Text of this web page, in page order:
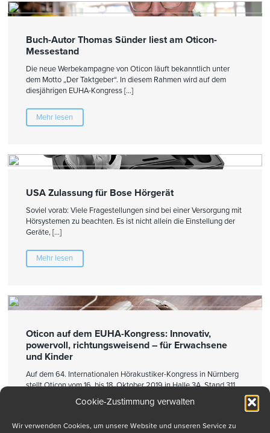
Cookie-Zustimmung verwalten
Wir verwenden Cookies, um unsere Website und unseren Service zu
Buch-Autor Thomas Sünder liest am Oticon-
Messestand
Die neue Werbekampagne von Oticon läuft bekanntlich unter
dem Motto „Der Taktgeber“. In diesem Rahmen wird auf dem
diesjährigen EUHA-Kongress […]
Mehr lesen
USA Zulassung für Bose Hörgerät
Soviel vorab: Viele Fragestellungen sind bei einer Versorgung mit
Hörsystemen zu beachten. Es ist nicht allein die Einstellung der
Geräte, […]
Mehr lesen
Oticon auf dem EUHA-Kongress: Innovativ,
powervoll, richtungsweisend – für Erwachsene
und Kinder
Auf dem 64. Internationalen Hörakustiker-Kongress in Nürnberg
stellt Oticon vom 16. bis 18. Oktober 2019 in Halle 3A, Stand 311
Mehr lesen